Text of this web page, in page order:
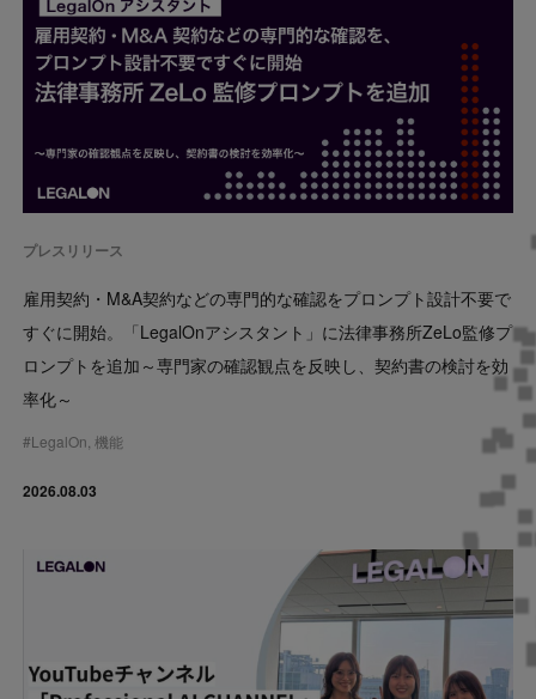
プレスリリース
雇用契約・M&A契約などの専門的な確認をプロンプト設計不要で
すぐに開始。「LegalOnアシスタント」に法律事務所ZeLo監修プ
ロンプトを追加～専門家の確認観点を反映し、契約書の検討を効
率化～
#LegalOn ,機能
2026.08.03